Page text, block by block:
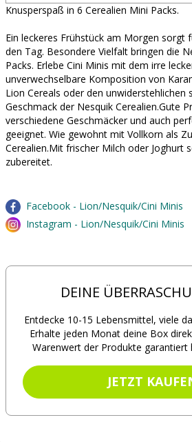
Knusperspaß in 6 Cerealien Mini Packs.
Ein leckeres Frühstück am Morgen sorgt
den Tag. Besondere Vielfalt bringen die
Packs. Erlebe Cini Minis mit dem irre
unverwechselbare Komposition von
Lion Cereals oder den unwiderstehlichen
Geschmack der Nesquik Cerealien.Gute
verschiedene Geschmäcker und auch
geeignet. Wie gewohnt mit Vollkorn als
Cerealien.Mit frischer Milch oder Joghurt
zubereitet.
Facebook - Lion/Nesquik/Cini Minis
Instagram - Lion/Nesquik/Cini Minis
DEINE
Entdecke 10-15 Lebensmittel, viele
Erhalte jeden Monat deine Box
Warenwert der Produkte garantiert
JETZT